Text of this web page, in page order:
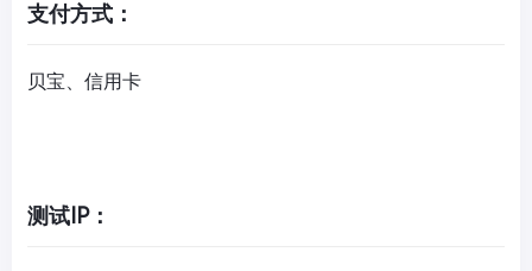
支付方式：
贝宝、信用卡
测试IP：